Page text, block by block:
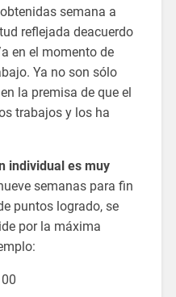
semana a
reflejada deacuerdo
en el momento de
Ya no son sólo
la premisa de que el
trabajos y los ha
individual es muy
semanas para fin
puntos logrado, se
por la máxima